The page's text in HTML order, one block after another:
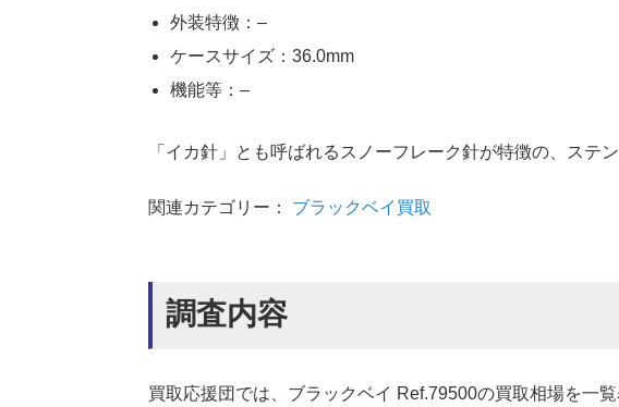
外装特徴：–
ケースサイズ：36.0mm
機能等：–
「イカ針」とも呼ばれるスノーフレーク針が特徴の、ステ
関連カテゴリー： ブラックベイ買取
調査内容
買取応援団では、ブラックベイ Ref.79500の買取相場を一